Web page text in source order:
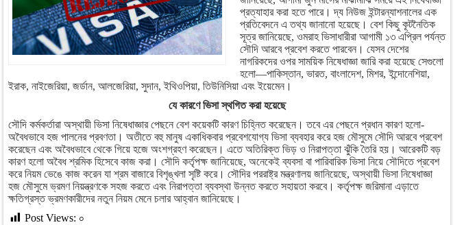
প্রত্যাহার করা হতে পারে। দ্য নিউজ ইন্টারন্যাশনালের এক
প্রতিবেদনে এ তথ্য জানানো হয়েছে। বেশ কিছু কূটনৈতিক
সূত্র জানিয়েছে, ওমরাহ ভিসাধারীরা আগামী ১৩ এপ্রিল পর্যন্ত
সৌদি আরবে প্রবেশ করতে পারবেন। যেসব দেশের
নাগরিকদের ওপর সাময়িক নিষেধাজ্ঞা জারি করা হয়েছে সেগুলো
হলো—পাকিস্তান, ভারত, বাংলাদেশ, মিশর, ইন্দোনেশিয়া,
ইরাক, নাইজেরিয়া, জর্ডান, আলজেরিয়া, সুদান, ইথিওপিয়া, তিউনিসিয়া এবং ইয়েমেন।
যে কারণে ভিসা স্থগিত করা হয়েছে
সৌদি কর্মকর্তারা অস্থায়ী ভিসা নিষেধাজ্ঞার পেছনে বেশ কয়েকটি কারণ চিহ্নিত করেছেন। তবে এর পেছনে প্রধান কারণ হলো-
অবৈধভাবে হজ পালনের প্রবণতা। অতীতে বহু মানুষ একাধিকবার প্রবেশযোগ্য ভিসা ব্যবহার করে হজ মৌসুমে সৌদি আরবে প্রবেশ
করেছেন এবং অবৈধভাবে থেকে গিয়ে হজে অংশগ্রহণ করেছেন। এতে অতিরিক্ত ভিড় ও নিরাপত্তা ঝুঁকি তৈরি হয়। আরেকটি বড়
কারণ হলো অবৈধ শ্রমিক হিসেবে কাজ করা। সৌদি কর্তৃপক্ষ জানিয়েছে, অনেকেই ব্যবসা বা পারিবারিক ভিসা নিয়ে সৌদিতে প্রবেশ
করে নিয়ম ভেঙে কাজ করেন যা শ্রম বাজারে বিশৃঙ্খলা সৃষ্টি করে। সৌদির পররাষ্ট্র মন্ত্রণালয় জানিয়েছে, অস্থায়ী ভিসা নিষেধাজ্ঞা
হজ মৌসুমে ভ্রমণ নিয়ন্ত্রণকে সহজ করতে এবং নিরাপত্তা ব্যবস্থা উন্নত করতে সহায়তা করবে। কর্তৃপক্ষ জরিমানা এড়াতে
ক্ষতিগ্রস্ত ভ্রমণকারীদের নতুন নিয়ম মেনে চলার আহ্বান জানিয়েছে।
Post Views: ০